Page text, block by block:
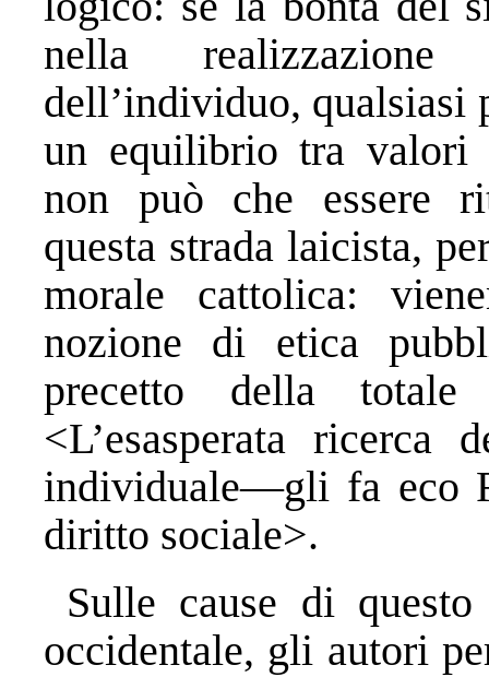
nella realizzazione
dell’individuo, qualsiasi
un equilibrio tra valori
non può che essere
questa strada laicista,
morale cattolica:
nozione di etica
precetto della totale
<L’esasperata ricerca
individuale—gli fa eco
diritto sociale>.
Sulle cause di questo
occidentale, gli autori